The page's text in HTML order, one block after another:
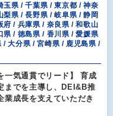
玉県 / 千葉県 / 東京都 / 神奈
県 / 長野県 / 岐阜県 / 静岡
府 / 兵庫県 / 奈良県 / 和歌山
県 / 徳島県 / 香川県 / 愛媛県
/ 大分県 / 宮崎県 / 鹿児島県 /
一気通貫でリード】 育成
までを主導し、DEI&B推
業成長を支えていただき